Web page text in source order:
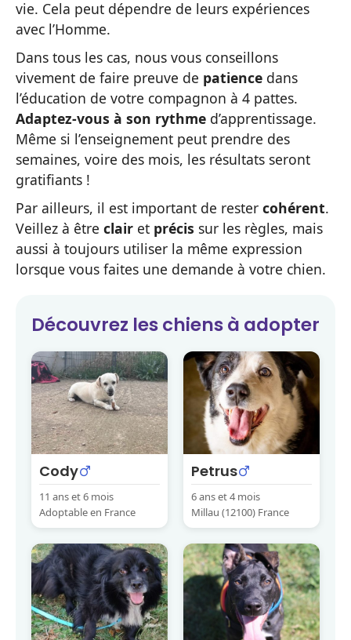
vie. Cela peut dépendre de leurs expériences
avec l’Homme.
Dans tous les cas, nous vous conseillons
vivement de faire preuve de patience dans
l’éducation de votre compagnon à 4 pattes.
Adaptez-vous à son rythme d’apprentissage.
Même si l’enseignement peut prendre des
semaines, voire des mois, les résultats seront
gratifiants !
Par ailleurs, il est important de rester cohérent.
Veillez à être clair et précis sur les règles, mais
aussi à toujours utiliser la même expression
lorsque vous faites une demande à votre chien.
Découvrez leschiensà adopter
Cody
11 ans et 6 mois
Adoptable en France
Petrus
6 ans et 4 mois
Millau (12100) France